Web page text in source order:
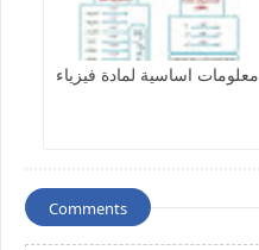
معلومات اساسية لمادة فيزياء
Comments